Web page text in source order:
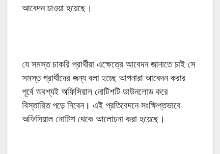
আবেদন চাওয়া হয়েছে।
যে সমস্ত চাকরি প্রার্থীরা এক্ষেত্রে আবেদন জানাতে চাই সে
সমস্ত প্রার্থীদের জন্য বলা হচ্ছে আপনারা আবেদন করার
পূর্বে অবশ্যই অফিসিয়াল নোটিশটি ডাউনলোড করে
বিস্তারিত পড়ে নিবেন। এই প্রতিবেদনে সংক্ষিপ্তভাবে
অফিসিয়াল নোটিশ থেকে আলোচনা করা হয়েছে।